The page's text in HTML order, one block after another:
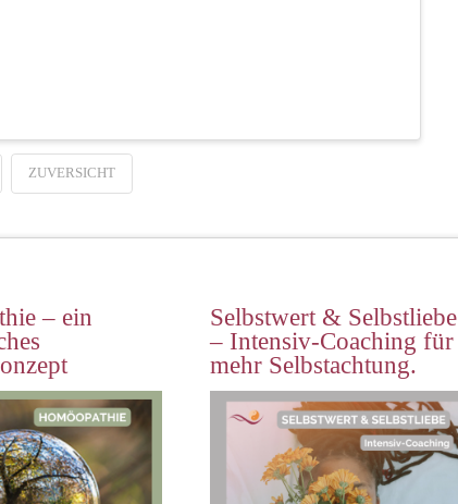
ZUVERSICHT
– ein
Selbstwert & Selbstliebe
– Intensiv-Coaching für
mehr Selbstachtung.